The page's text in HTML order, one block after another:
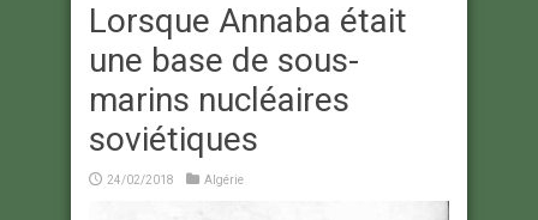
Lorsque Annaba était
une base de sous-
marins nucléaires
soviétiques
24/02/2018 Algérie